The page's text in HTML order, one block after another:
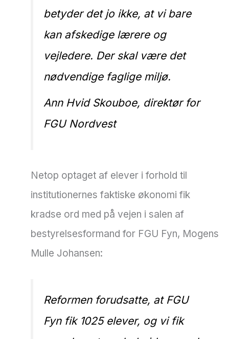
betyder det jo ikke, at vi bare
kan afskedige lærere og
vejledere. Der skal være det
nødvendige faglige miljø.
Ann Hvid Skouboe, direktør for
FGU Nordvest
Netop optaget af elever i forhold til
institutionernes faktiske økonomi fik
kradse ord med på vejen i salen af
bestyrelsesformand for FGU Fyn, Mogens
Mulle Johansen:
Reformen forudsatte, at FGU
Fyn fik 1025 elever, og vi fik